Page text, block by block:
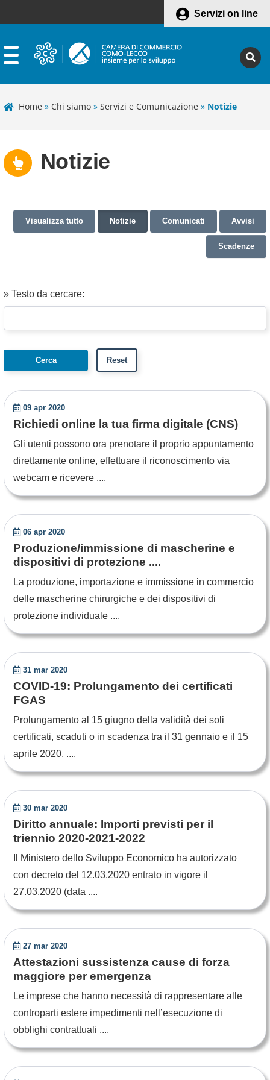
Servizi on line
Home » Chi siamo » Servizi e Comunicazione » Notizie
Notizie
Visualizza tutto Notizie Comunicati Avvisi
Scadenze
» Testo da cercare:
09 apr 2020
Richiedi online la tua firma digitale (CNS)
Gli utenti possono ora prenotare il proprio appuntamento
direttamente online, effettuare il riconoscimento via
webcam e ricevere ....
06 apr 2020
Produzione/immissione di mascherine e
dispositivi di protezione ....
La produzione, importazione e immissione in commercio
delle mascherine chirurgiche e dei dispositivi di
protezione individuale ....
31 mar 2020
COVID-19: Prolungamento dei certificati
FGAS
Prolungamento al 15 giugno della validità dei soli
certificati, scaduti o in scadenza tra il 31 gennaio e il 15
aprile 2020, ....
30 mar 2020
Diritto annuale: Importi previsti per il
triennio 2020-2021-2022
Il Ministero dello Sviluppo Economico ha autorizzato
con decreto del 12.03.2020 entrato in vigore il
27.03.2020 (data ....
27 mar 2020
Attestazioni sussistenza cause di forza
maggiore per emergenza
Le imprese che hanno necessità di rappresentare alle
controparti estere impedimenti nell’esecuzione di
obblighi contrattuali ....